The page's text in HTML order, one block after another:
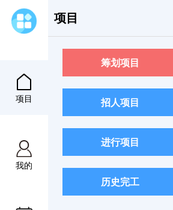
项目
我的
项目
筹划项目
招人项目
进行项目
历史完工